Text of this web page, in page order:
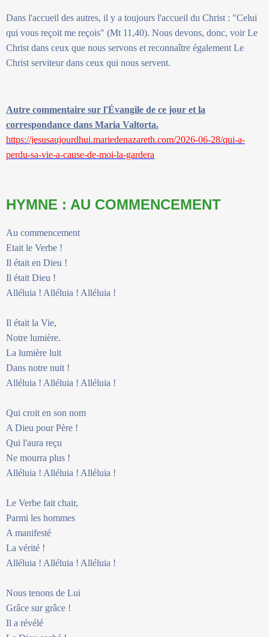
Dans l'accueil des autres, il y a toujours l'accueil du Christ : "Celui
qui vous reçoit me reçois" (Mt 11,40). Nous devons, donc, voir Le
Christ dans ceux que nous servons et reconnaître également Le
Christ serviteur dans ceux qui nous servent.
Autre commentaire sur l'Évangile de ce jour et la
correspondance dans Maria Valtorta.
https://jesusaujourdhui.mariedenazareth.com/2026-06-28/qui-a-
perdu-sa-vie-a-cause-de-moi-la-gardera
HYMNE : AU COMMENCEMENT
Au commencement
Etait le Verbe !
Il était en Dieu !
Il était Dieu !
Alléluia ! Alléluia ! Alléluia !
Il était la Vie,
Notre lumière.
La lumière luit
Dans notre nuit !
Alléluia ! Alléluia ! Alléluia !
Qui croit en son nom
A Dieu pour Père !
Qui l'aura reçu
Ne mourra plus !
Alléluia ! Alléluia ! Alléluia !
Le Verbe fait chair,
Parmi les hommes
A manifesté
La vérité !
Alléluia ! Alléluia ! Alléluia !
Nous tenons de Lui
Grâce sur grâce !
Il a révélé